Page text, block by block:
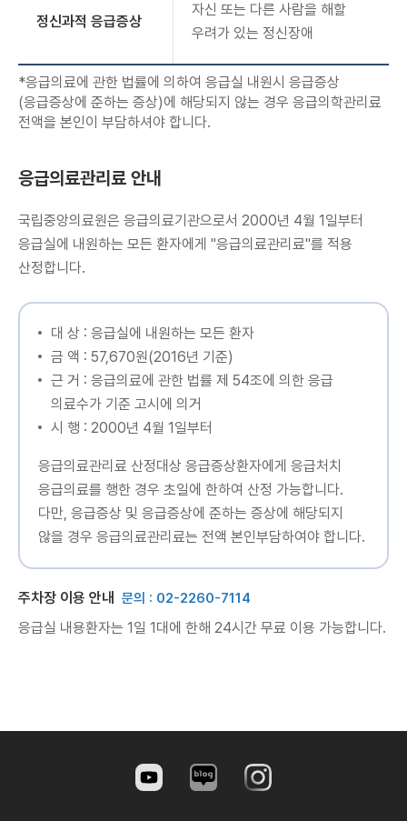
정신과적 응급증상
자신 또는 다른 사람을 해할
우려가 있는 정신장애
*응급의료에 관한 법률에 의하여 응급실 내원시 응급증상
(응급증상에 준하는 증상)에 해당되지 않는 경우 응급의학관리료
전액을 본인이 부담하셔야 합니다.
응급의료관리료 안내
국립중앙의료원은 응급의료기관으로서 2000년 4월 1일부터
응급실에 내원하는 모든 환자에게 "응급의료관리료"를 적용
산정합니다.
대 상 : 응급실에 내원하는 모든 환자
금 액 : 57,670원(2016년 기준)
근 거 : 응급의료에 관한 법률 제 54조에 의한 응급
의료수가 기준 고시에 의거
시 행 : 2000년 4월 1일부터
응급의료관리료 산정대상 응급증상환자에게 응급처치
응급의료를 행한 경우 초일에 한하여 산정 가능합니다.
다만, 응급증상 및 응급증상에 준하는 증상에 해당되지
않을 경우 응급의료관리료는 전액 본인부담하여야 합니다.
주차장 이용 안내 문의 : 02-2260-7114
응급실 내용환자는 1일 1대에 한해 24시간 무료 이용 가능합니다.